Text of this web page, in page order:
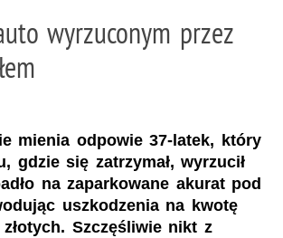
wyrzuconym przez
mienia odpowie 37-latek, który
gdzie się zatrzymał, wyrzucił
na zaparkowane akurat pod
uszkodzenia na kwotę
Szczęśliwie nikt z